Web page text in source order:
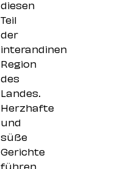
diesen
Teil
der
interandinen
Region
des
Landes.
Herzhafte
und
süße
Gerichte
führen